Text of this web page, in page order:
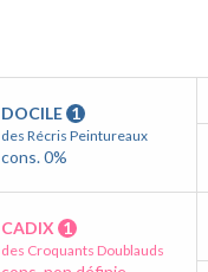
DOCILE 1
des Récris Peintureaux
cons. 0%
CADIX 1
des Croquants Doublauds